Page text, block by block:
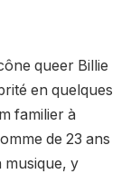
queer Billie
en quelques
familier à
de 23 ans
musique, y